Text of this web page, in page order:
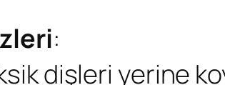
:
dişleri yerine